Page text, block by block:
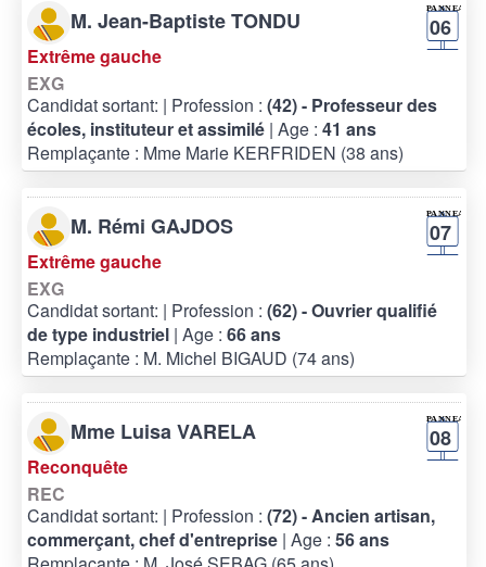
M. Jean-Baptiste TONDU 06
Extrême gauche
EXG
Candidat sortant: | Profession : (42) - Professeur des
écoles, instituteur et assimilé | Age : 41 ans
Remplaçante : Mme Marie KERFRIDEN (38 ans)
M. Rémi GAJDOS 07
Extrême gauche
EXG
Candidat sortant: | Profession : (62) - Ouvrier qualifié
de type industriel | Age : 66 ans
Remplaçante : M. Michel BIGAUD (74 ans)
Mme Luisa VARELA 08
Reconquête
REC
Candidat sortant: | Profession : (72) - Ancien artisan,
commerçant, chef d'entreprise | Age : 56 ans